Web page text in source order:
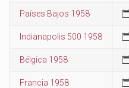
Países Bajos 1958
Indianapolis 500 1958
Bélgica 1958
Francia 1958